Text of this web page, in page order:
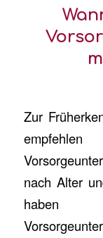
Zur
nach Alter
haben